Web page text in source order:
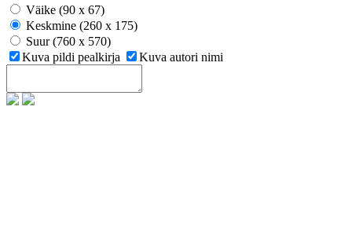
Väike (90 x 67)
Keskmine (260 x 175)
Suur (760 x 570)
Kuva pildi pealkirja
Kuva autori nimi